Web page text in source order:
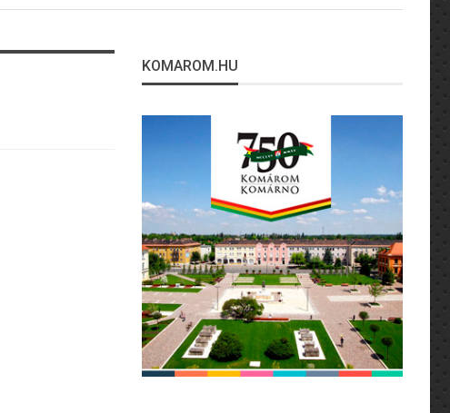
KOMAROM.HU